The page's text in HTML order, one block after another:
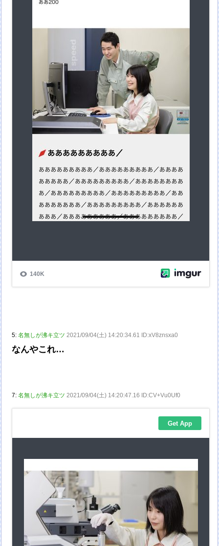
5:名無しが沸キ立ツ 2021/09/04(土) 14:20:34.61 ID:xV8znsxa0
なんやこれ…
7:名無しが沸キ立ツ 2021/09/04(土) 14:20:47.16 ID:CV+Vu0Uf0